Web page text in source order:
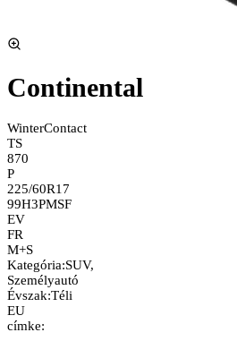
Continental
WinterContact
TS
870
P
225/60R17
99H3PMSF
EV
FR
M+S
Kategória:SUV,
Személyautó
Évszak:Téli
EU
címke: